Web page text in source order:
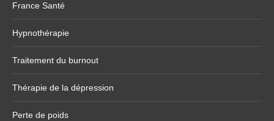
France Santé
Hypnothérapie
Traitement du burnout
Thérapie de la dépression
Perte de poids